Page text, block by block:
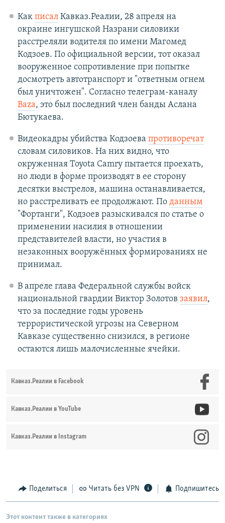
Как писалКавказ.Реалии, 28 апреля на
окраине ингушской Назрани силовики
расстреляли водителя по имени Магомед
Кодзоев. По официальной версии, тот оказал
вооруженное сопротивление при попытке
досмотреть автотранспорт и "ответным огнем
был уничтожен". Согласно телеграм-каналу
Baza, это был последний член банды Аслана
Бютукаева.
Видеокадры убийства Кодзоева противоречат
словам силовиков. На них видно, что
окруженная Toyota Camry пытается проехать,
но люди в форме производят в ее сторону
десятки выстрелов, машина останавливается,
но расстреливать ее продолжают. По данным
"Фортанги", Кодзоев разыскивался по статье о
применении насилия в отношении
представителей власти, но участия в
незаконных вооружённых формированиях не
принимал.
В апреле глава Федеральной службы войск
национальной гвардии Виктор Золотов заявил,
что за последние годы уровень
террористической угрозы на Северном
Кавказе существенно снизился, в регионе
остаются лишь малочисленные ячейки.
Кавказ.Реалии в Facebook
Кавказ.Реалии в YouTube
Кавказ.Реалии в Instagram
Поделиться Читать без VPN Подпишитесь
Этот контент также в категориях